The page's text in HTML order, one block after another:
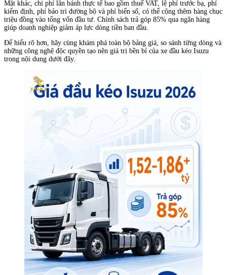
Mặt khác, chi phí lăn bánh thực tế bao gồm thuế VAT, lệ phí trước bạ, phí
kiểm định, phí bảo trì đường bộ và phí biển số, có thể cộng thêm hàng chục
triệu đồng vào tổng vốn đầu tư. Chính sách trả góp 85% qua ngân hàng
giúp doanh nghiệp giảm áp lực dòng tiền ban đầu.
Để hiểu rõ hơn, hãy cùng khám phá toàn bộ bảng giá, so sánh từng dòng và
những công nghệ độc quyền tạo nên giá trị bền bỉ của xe đầu kéo Isuzu
trong nội dung dưới đây.